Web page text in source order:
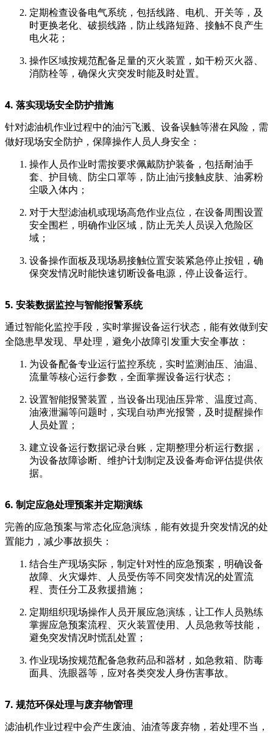
定期检查设备电气系统，包括线路、电机、开关等，及
时更换老化、破损线路，防止线路短路、接触不良产生
电火花；
操作区域按规范配备足量的灭火装置，如干粉灭火器、
消防栓等，确保火灾突发时能及时处置。
4. 落实现场安全防护措施
针对滤油机作业过程中的油污飞溅、设备误触等潜在风险，需
做好现场安全防护，保障操作人员人身安全：
操作人员作业时需按要求佩戴防护装备，包括耐油手
套、护目镜、防尘口罩等，防止油污接触皮肤、油雾粉
尘吸入体内；
对于大型滤油机或现场高危作业点位，在设备周围设置
安全围栏，明确作业区域，防止无关人员误入危险区
域；
设备操作面板及现场易接触位置安装紧急停止按钮，确
保突发情况时能快速切断设备电源，停止设备运行。
5. 安装数据监控与智能报警系统
通过智能化监控手段，实时掌握设备运行状态，能有效做到安
全隐患早发现、早处理，避免小故障引发重大安全事故：
为设备配备专业运行监控系统，实时监测油压、油温、
流量等核心运行参数，全面掌握设备运行状态；
设置智能报警装置，当设备出现油压异常、温度过高、
油液泄漏等问题时，实现自动声光报警，及时提醒操作
人员处置；
建立设备运行数据记录台账，定期整理分析运行数据，
为设备故障诊断、维护计划制定及设备寿命评估提供依
据。
6. 制定应急处理预案并定期演练
完善的应急预案与常态化应急演练，能有效提升突发情况的处
置能力，减少事故损失：
结合生产现场实际，制定针对性的应急预案，明确设备
故障、火灾爆炸、人员受伤等不同突发情况的处置流
程、责任分工及救援措施；
定期组织现场操作人员开展应急演练，让工作人员熟练
掌握应急预案流程、灭火装置使用、人员急救等技能，
避免突发情况时慌乱处置；
作业现场按规范配备急救药品和器材，如急救箱、防毒
面具、洗眼器等，应对各类突发人身伤害事故。
7. 规范环保处理与废弃物管理
滤油机作业过程中会产生废油、油渣等废弃物，若处理不当，